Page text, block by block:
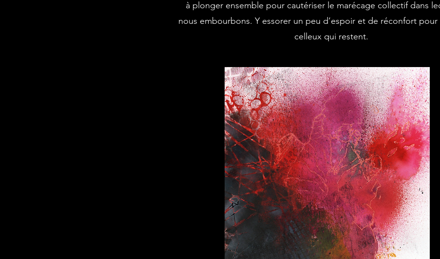
à plonger ensemble pour cautériser le marécage collectif dans
nous embourbons. Y essorer un peu d’espoir et de réconfort pour
celleux qui restent.